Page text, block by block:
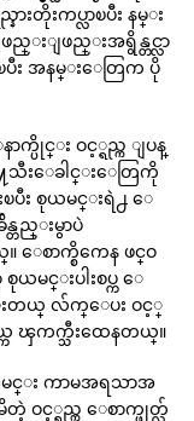
းတိုးကပ္လာၿပီး နမ္း
းျဖည္းအရွိန္တင္လာ
ပီး အနမ္းေတြက ပို
ပိုင္း ဝင့္ရည္က ျပန္
သီးေခါင္းေတြကို
ပီး စုယမင္းရဲ႕ ေ
တည္းမွာပဲ
ေစာက္စိကေန ဖင္ဝ
မင္းပါးစပ္က ေ
င္းတယ္ လ်က္ေပး ဝင့္
ယ္က ၾကက္သီးထေနတယ္။
မင္း ကာမအရသာအ
ဝင့္ရည္က ေစာက္ဖုတ္လ်